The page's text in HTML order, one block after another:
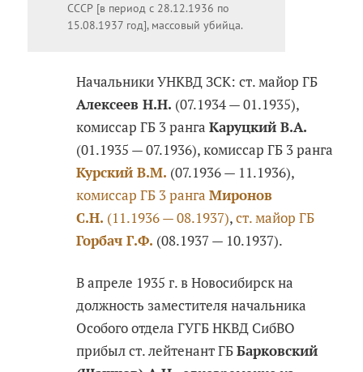
СССР [в период с 28.12.1936 по
15.08.1937 год], массовый убийца.
Начальники УНКВД ЗСК: ст. майор ГБ
Алексеев Н.Н. (07.1934 — 01.1935),
комиссар ГБ 3 рангаКаруцкий В.А.
(01.1935 — 07.1936), комиссар ГБ 3 ранга
Курский В.М. (07.1936 — 11.1936),
комиссар ГБ 3 рангаМиронов
С.Н. (11.1936 — 08.1937),ст. майор ГБ
Горбач Г.Ф. (08.1937 — 10.1937).
В апреле 1935 г. в Новосибирск на
должность заместителя начальника
Особого отдела ГУГБ НКВД СибВО
прибыл ст. лейтенант ГББарковский